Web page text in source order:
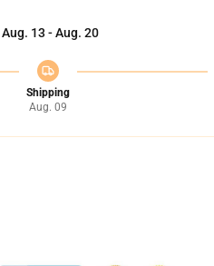
Aug. 13 - Aug. 20
Shipping
Aug. 09